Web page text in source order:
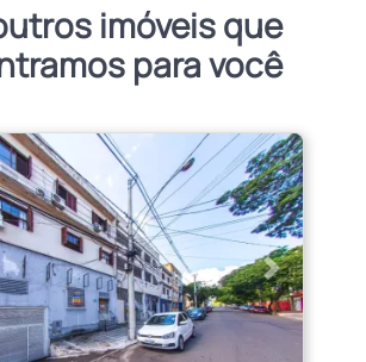
imóveis que
para você
Próximo